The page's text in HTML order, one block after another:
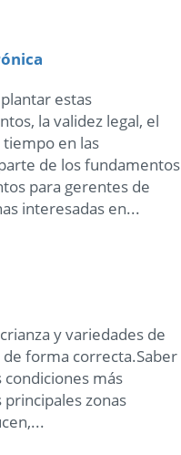
estas
la validez legal, el
en las
de los fundamentos
para gerentes de
interesadas en...
y variedades de
forma correcta.Saber
más
zonas